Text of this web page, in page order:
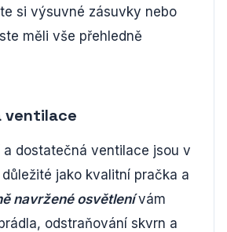
si výsuvné zásuvky nebo
měli vše přehledně
ventilace
a dostatečná ventilace jsou v
jako kvalitní pračka a
navržené osvětlenívám
odstraňování skvrn a